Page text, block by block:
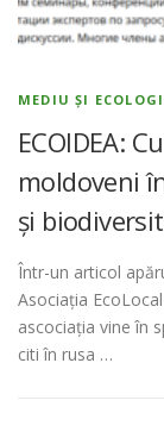
MEDIU ȘI
ECOIDEA:
moldoveni
și
Într-un articol
Asociația
ascociația vine în
citi în rusa …